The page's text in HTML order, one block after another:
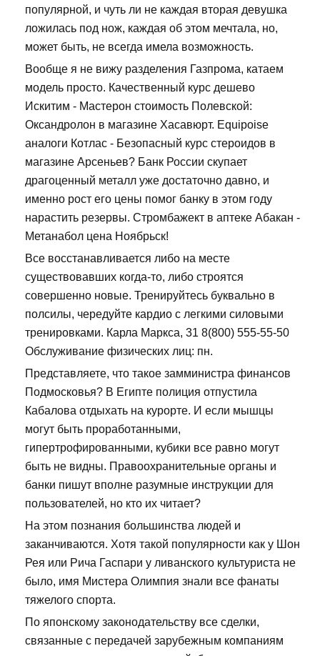
популярной, и чуть ли не каждая вторая девушка
ложилась под нож, каждая об этом мечтала, но,
может быть, не всегда имела возможность.
Вообще я не вижу разделения Газпрома, катаем
модель просто. Качественный курс дешево
Искитим - Мастерон стоимость Полевской:
Оксандролон в магазине Хасавюрт. Equipoise
аналоги Котлас - Безопасный курс стероидов в
магазине Арсеньев? Банк России скупает
драгоценный металл уже достаточно давно, и
именно рост его цены помог банку в этом году
нарастить резервы. Стромбажект в аптеке Абакан -
Метанабол цена Ноябрьск!
Все восстанавливается либо на месте
существовавших когда-то, либо строятся
совершенно новые. Тренируйтесь буквально в
полсилы, чередуйте кардио с легкими силовыми
тренировками. Карла Маркса, 31 8(800) 555-55-50
Обслуживание физических лиц: пн.
Представляете, что такое замминистра финансов
Подмосковья? В Египте полиция отпустила
Кабалова отдыхать на курорте. И если мышцы
могут быть проработанными,
гипертрофированными, кубики все равно могут
быть не видны. Правоохранительные органы и
банки пишут вполне разумные инструкции для
пользователей, но кто их читает?
На этом познания большинства людей и
заканчиваются. Хотя такой популярности как у Шон
Рея или Рича Гаспари у ливанского культуриста не
было, имя Мистера Олимпия знали все фанаты
тяжелого спорта.
По японскому законодательству все сделки,
связанные с передачей зарубежным компаниям